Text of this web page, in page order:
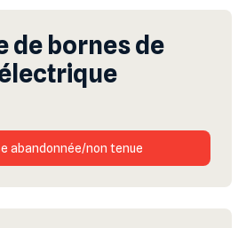
de bornes de
abandonnée/non tenue